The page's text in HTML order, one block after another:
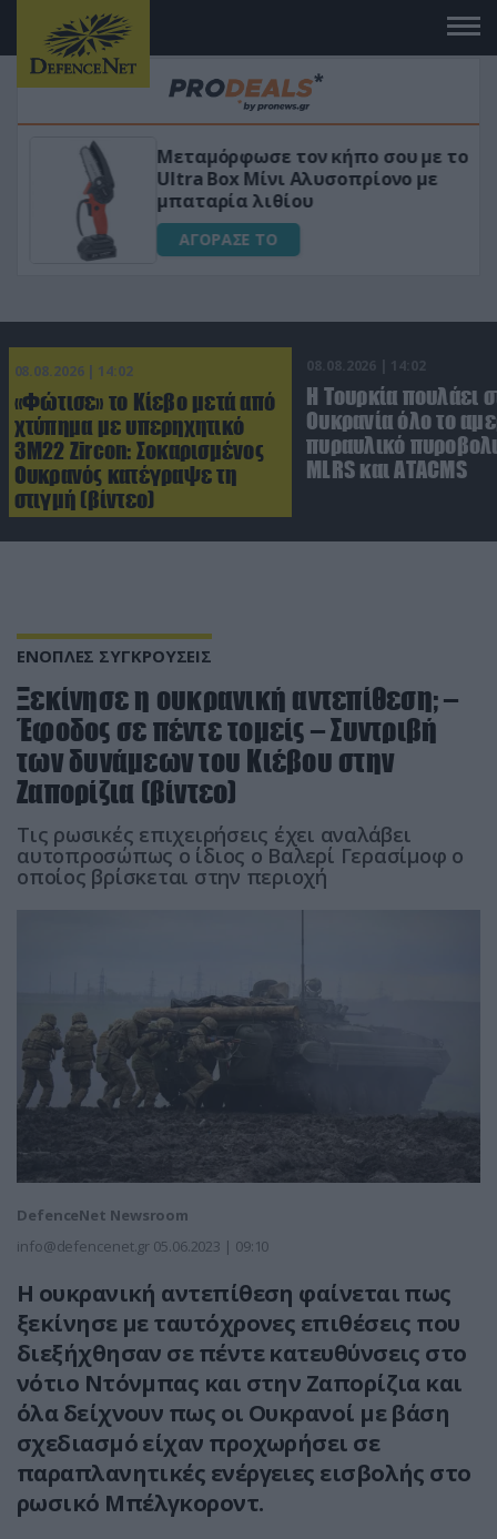
Μεταμόρφωσε τον κήπο σου με το
Ultra Box Μίνι Αλυσοπρίονο με
μπαταρία λιθίου
ΑΓΟΡΑΣΕ ΤΟ
08.08.2026 | 14:02
«Φώτισε» το Κίεβο μετά από
χτύπημα με υπερηχητικό
3M22 Zircon: Σοκαρισμένος
Ουκρανός κατέγραψε τη
στιγμή (βίντεο)
08.08.2026 | 14:02
Η Τουρκία πουλάει
Ουκρανία όλο το
πυραυλικό
MLRS και ΑΤΑCMS
ΕΝΟΠΛΕΣ ΣΥΓΚΡΟΥΣΕΙΣ
Ξεκίνησε η ουκρανική αντεπίθεση; –
Έφοδος σε πέντε τομείς – Συντριβή
των δυνάμεων του Κιέβου στην
Ζαπορίζια (βίντεο)
Τις ρωσικές επιχειρήσεις έχει αναλάβει
αυτοπροσώπως ο ίδιος ο Βαλερί Γερασίμοφ ο
οποίος βρίσκεται στην περιοχή
DefenceNet Newsroom
info@defencenet.gr 05.06.2023 | 09:10
Η ουκρανική αντεπίθεση φαίνεται πως
ξεκίνησε με ταυτόχρονες επιθέσεις που
διεξήχθησαν σε πέντε κατευθύνσεις στο
νότιο Ντόνμπας και στην Ζαπορίζια και
όλα δείχνουν πως οι Ουκρανοί με βάση
σχεδιασμό είχαν προχωρήσει σε
παραπλανητικές ενέργειες εισβολής στο
ρωσικό Μπέλγκοροντ.